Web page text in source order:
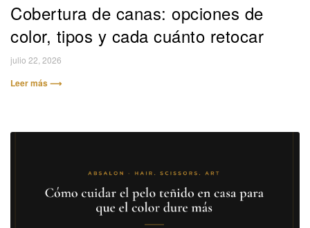
Cobertura de canas: opciones de
color, tipos y cada cuánto retocar
julio 22, 2026
Leer más ⟶